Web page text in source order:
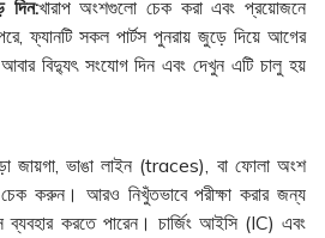
দিন:খারাপ অংশগুলো চেক করা এবং প্রয়োজনে
ফ্যানটি সকল পার্টস পুনরায় জুড়ে দিয়ে আগের
বিদ্যুৎ সংযোগ দিন এবং দেখুন এটি চালু হয়
ভাঙা লাইন (traces), বা ফোলা অংশ
করুন। আরও নিখুঁতভাবে পরীক্ষা করার জন্য
ব্যবহার করতে পারেন। চার্জিং আইসি (IC) এবং